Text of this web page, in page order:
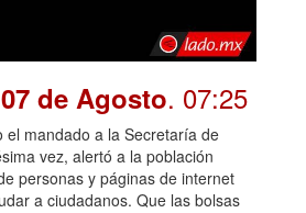
de Agosto. 07:25
el mandado a la Secretaría de
vez, alertó a la población
personas y páginas de internet
a ciudadanos. Que las bolsas